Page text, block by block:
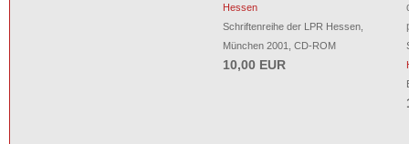
Hessen
Schriftenreihe der LPR Hessen,
München 2001, CD-ROM
10,00 EUR